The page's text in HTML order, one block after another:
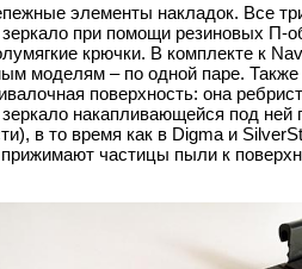
элементы накладок. Все
при помощи резиновых П-
крючки. В комплекте к
моделям – по одной паре.
поверхность: она
зеркало накапливающейся под
в то время как в Digma и
частицы пыли к